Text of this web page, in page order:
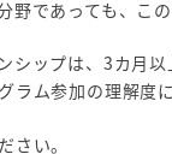
野であっても、こ
シップは、3カ月
ラム参加の理解度
さい。